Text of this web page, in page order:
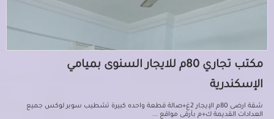
مكتب تجاري 80م للايجار السنوى بميامي
الإسكندرية
شقة ارضى 80م الإيجار 2غ+صالة قطعة واحده كبيرة تشطيب سوبر لوكس جميع
العدادات القديمة ك+م بأرقى مواقع ...